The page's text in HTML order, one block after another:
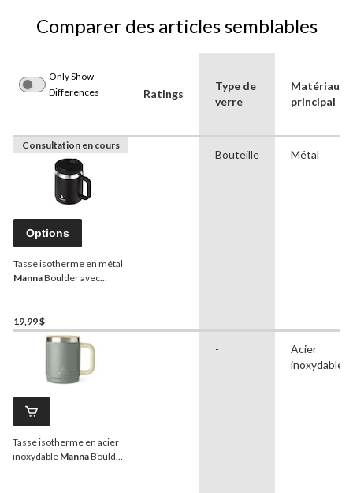
Comparer des articles semblables
Only Show
Differences
Ratings
Type de
verre
Matériau
principal
Consultation en cours
Options
Tasse isotherme en métal
MannaBoulder avec
19,99 $
Bouteille Métal
Tasse isotherme en acier
inoxydable MannaBoulder
-
Acier
inoxydable